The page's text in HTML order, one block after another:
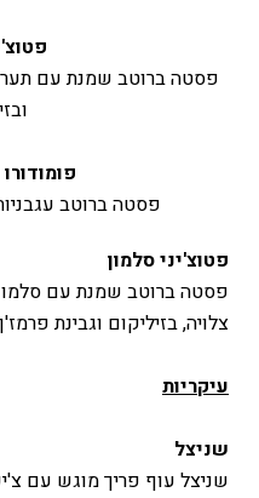
פסטה ברוטב שמנת עם
פסטה ברוטב
פטוצ'יני סלמון
פסטה ברוטב שמנת עם
צלויה, בזיליקום וגבינת פרמז'ן
עיקריות
שניצל
שניצל עוף פריך מוגש עם